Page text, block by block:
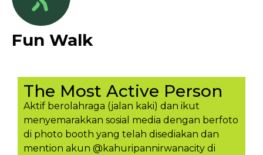
Fun Walk
The Most Active Person
Aktif berolahraga (jalan kaki) dan ikut
menyemarakkan sosial media dengan berfoto
di photo booth yang telah disediakan dan
mention akun @kahuripannirwanacity di